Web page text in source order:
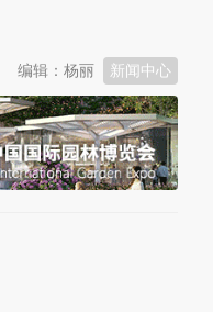
新闻中心
编辑：杨丽